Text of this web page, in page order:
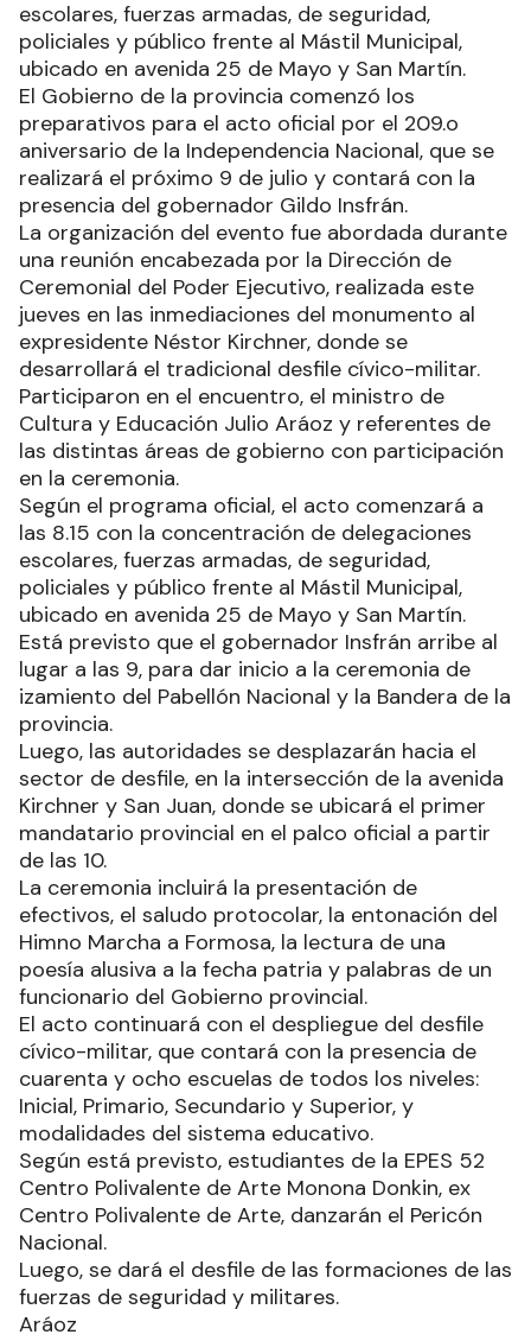
escolares, fuerzas armadas, de seguridad,
policiales y público frente al Mástil Municipal,
ubicado en avenida 25 de Mayo y San Martín.
El Gobierno de la provincia comenzó los
preparativos para el acto oficial por el 209.o
aniversario de la Independencia Nacional, que se
realizará el próximo 9 de julio y contará con la
presencia del gobernador Gildo Insfrán.
La organización del evento fue abordada durante
una reunión encabezada por la Dirección de
Ceremonial del Poder Ejecutivo, realizada este
jueves en las inmediaciones del monumento al
expresidente Néstor Kirchner, donde se
desarrollará el tradicional desfile cívico-militar.
Participaron en el encuentro, el ministro de
Cultura y Educación Julio Aráoz y referentes de
las distintas áreas de gobierno con participación
en la ceremonia.
Según el programa oficial, el acto comenzará a
las 8.15 con la concentración de delegaciones
escolares, fuerzas armadas, de seguridad,
policiales y público frente al Mástil Municipal,
ubicado en avenida 25 de Mayo y San Martín.
Está previsto que el gobernador Insfrán arribe al
lugar a las 9, para dar inicio a la ceremonia de
izamiento del Pabellón Nacional y la Bandera de la
provincia.
Luego, las autoridades se desplazarán hacia el
sector de desfile, en la intersección de la avenida
Kirchner y San Juan, donde se ubicará el primer
mandatario provincial en el palco oficial a partir
de las 10.
La ceremonia incluirá la presentación de
efectivos, el saludo protocolar, la entonación del
Himno Marcha a Formosa, la lectura de una
poesía alusiva a la fecha patria y palabras de un
funcionario del Gobierno provincial.
El acto continuará con el despliegue del desfile
cívico-militar, que contará con la presencia de
cuarenta y ocho escuelas de todos los niveles:
Inicial, Primario, Secundario y Superior, y
modalidades del sistema educativo.
Según está previsto, estudiantes de la EPES 52
Centro Polivalente de Arte Monona Donkin, ex
Centro Polivalente de Arte, danzarán el Pericón
Nacional.
Luego, se dará el desfile de las formaciones de las
fuerzas de seguridad y militares.
Aráoz